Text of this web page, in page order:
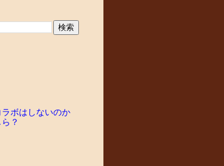
ラボはしないのか
ら？